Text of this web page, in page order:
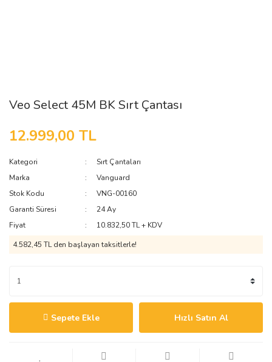
Veo Select 45M BK Sırt Çantası
12.999,00 TL
Kategori
Sırt Çantaları
Marka
Vanguard
Stok Kodu
VNG-00160
Garanti Süresi
24 Ay
Fiyat
10.832,50 TL + KDV
4.582,45 TL den başlayan taksitlerle!
Sepete Ekle Hızlı Satın Al